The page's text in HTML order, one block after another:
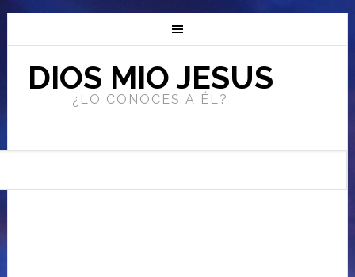
DIOS MIO JESUS
¿LO CONOCES A ÉL?